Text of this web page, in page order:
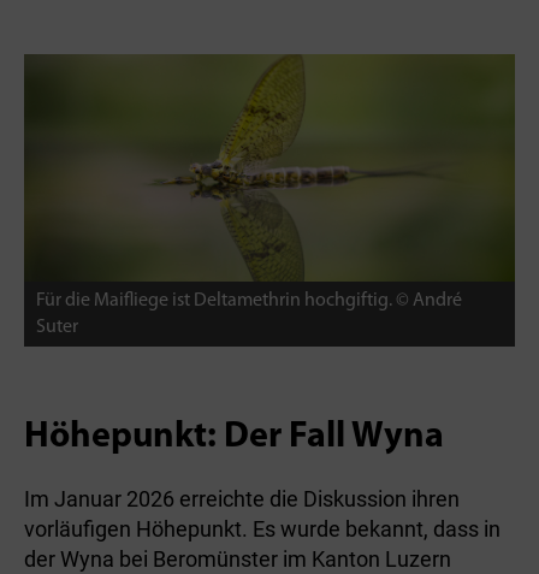
Für die Maifliege ist Deltamethrin hochgiftig. © André
Suter
Höhepunkt: Der Fall Wyna
Im Januar 2026 erreichte die Diskussion ihren
vorläufigen Höhepunkt. Es wurde bekannt, dass in
der Wyna bei Beromünster im Kanton Luzern